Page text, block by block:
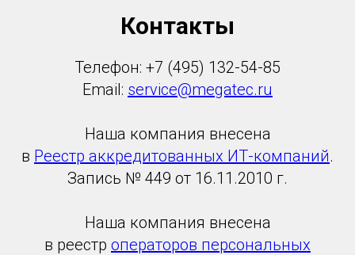
Контакты
Телефон: +7 (495) 132-54-85
Email: service@megatec.ru
Наша компания внесена
в Реестр аккредитованных ИТ-компаний.
Запись № 449 от 16.11.2010 г.
Наша компания внесена
в реестр операторов персональных